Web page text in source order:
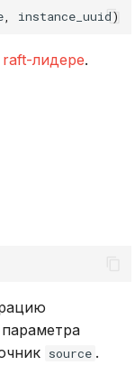
instance_uuid)
raft-лидере.
source .